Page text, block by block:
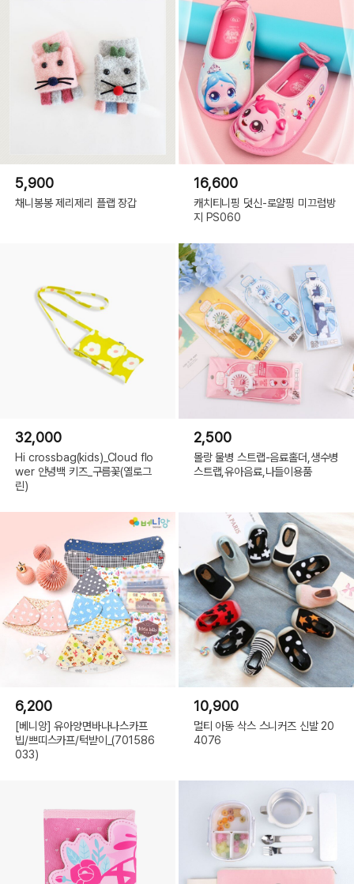
5,900
채니봉봉 제리제리 플랩 장갑
16,600
캐치티니핑 덧신-로얄핑 미끄럼방
지 PS060
32,000
Hi crossbag(kids)_Cloud flo
wer 안녕백 키즈_구름꽃(옐로그
린)
2,500
몰랑 물병 스트랩-음료홀더,생수병
스트랩,유아음료,나들이용품
6,200
[베니앙] 유아양면바나나스카프
빕/쁘띠스카프/턱받이_(701586
033)
10,900
멀티 아동 삭스 스니커즈 신발 20
4076